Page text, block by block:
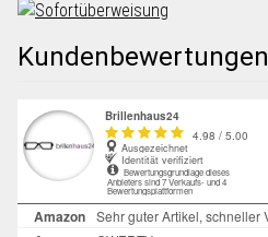
Kundenbewertungen